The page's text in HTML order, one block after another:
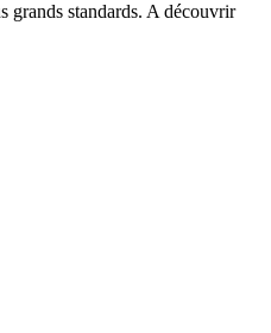
grands standards. A découvrir